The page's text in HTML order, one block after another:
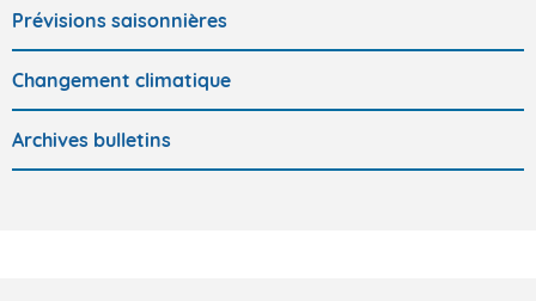
Prévisions saisonnières
Changement climatique
Archives bulletins